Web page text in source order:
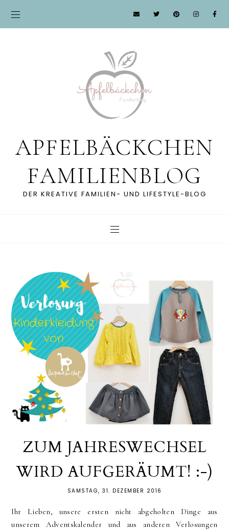
APFELBÄCKCHEN
FAMILIENBLOG
DER KREATIVE FAMILIEN- UND LIFESTYLE-BLOG
ZUM JAHRESWECHSEL
WIRD AUFGERÄUMT! :-)
SAMSTAG, 31. DEZEMBER 2016
Ihr Lieben, unsere ersten nicht abgeholten Dinge aus
unserem Adventskalender und aus anderen Verlosungen